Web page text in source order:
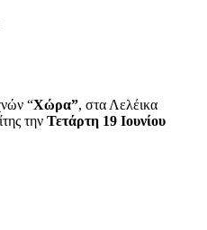
“Χώρα”, στα Λελέικα
την Τετάρτη 19 Ιουνίου